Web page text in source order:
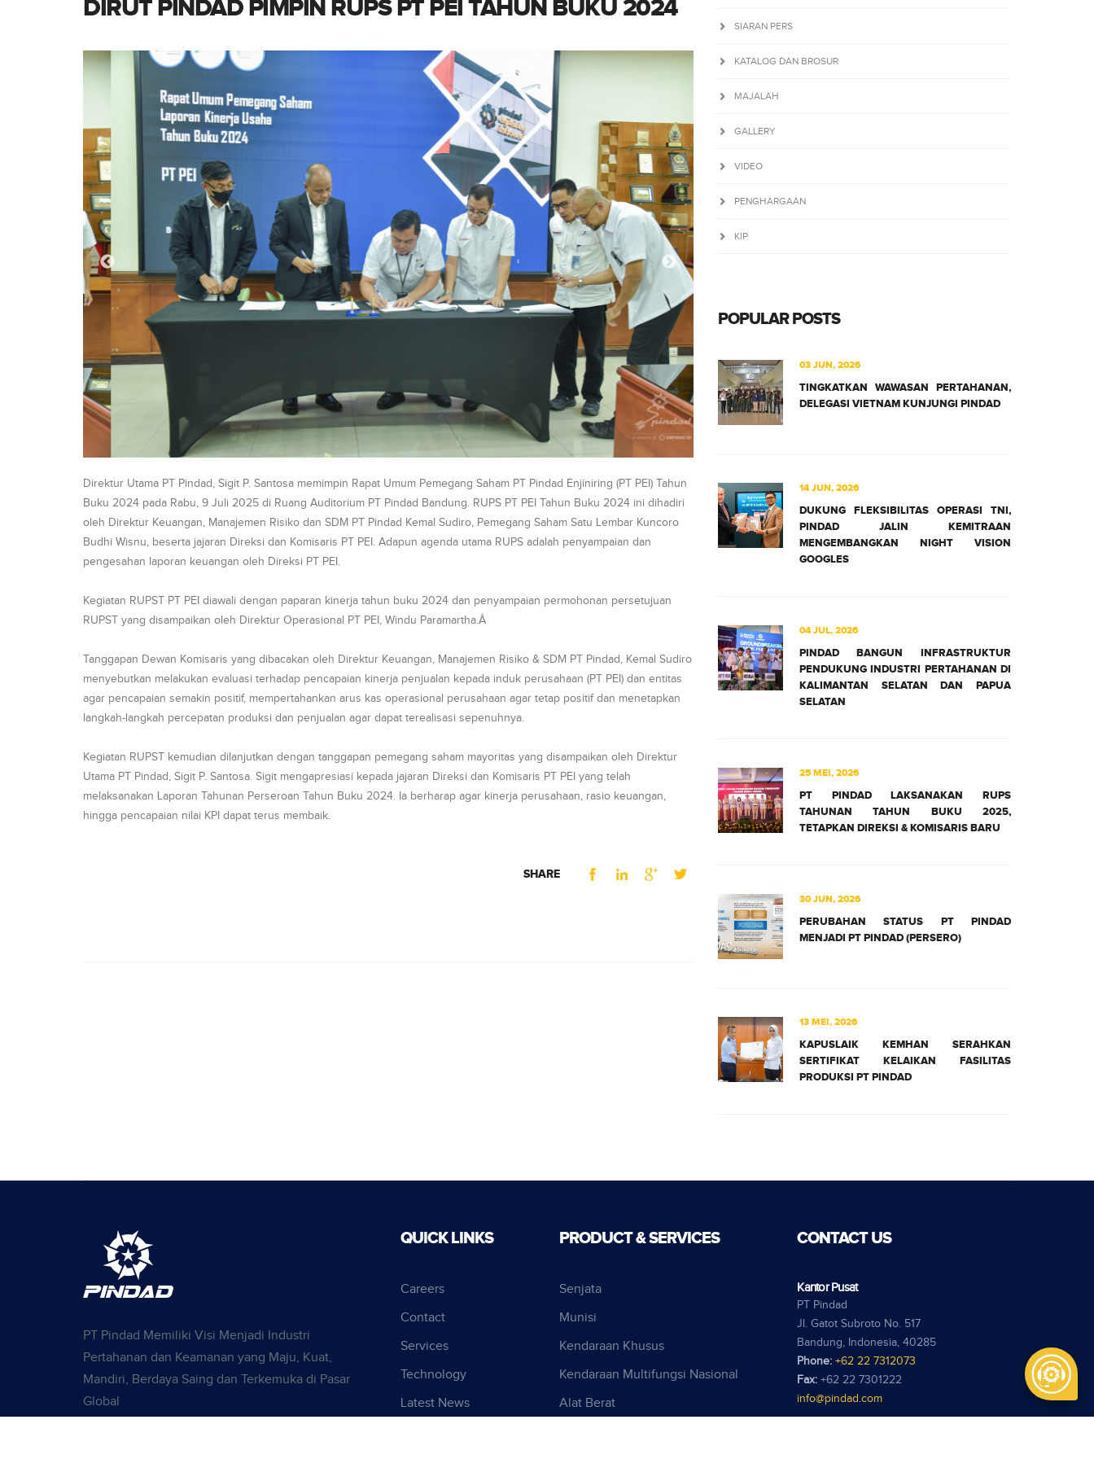
DIRUT PINDAD PIMPIN RUPS PT PEI TAHUN BUKU 2024
Direktur Utama PT Pindad, Sigit P. Santosa memimpin Rapat Umum Pemegang Saham PT Pindad Enjiniring (PT PEI) Tahun
Buku 2024 pada Rabu, 9 Juli 2025 di Ruang Auditorium PT Pindad Bandung. RUPS PT PEI Tahun Buku 2024 ini dihadiri
oleh Direktur Keuangan, Manajemen Risiko dan SDM PT Pindad Kemal Sudiro, Pemegang Saham Satu Lembar Kuncoro
Budhi Wisnu, beserta jajaran Direksi dan Komisaris PT PEI. Adapun agenda utama RUPS adalah penyampaian dan
pengesahan laporan keuangan oleh Direksi PT PEI.
Kegiatan RUPST PT PEI diawali dengan paparan kinerja tahun buku 2024 dan penyampaian permohonan persetujuan
RUPST yang disampaikan oleh Direktur Operasional PT PEI, Windu Paramartha.Â
Tanggapan Dewan Komisaris yang dibacakan oleh Direktur Keuangan, Manajemen Risiko & SDM PT Pindad, Kemal Sudiro
menyebutkan melakukan evaluasi terhadap pencapaian kinerja penjualan kepada induk perusahaan (PT PEI) dan entitas
agar pencapaian semakin positif, mempertahankan arus kas operasional perusahaan agar tetap positif dan menetapkan
langkah-langkah percepatan produksi dan penjualan agar dapat terealisasi sepenuhnya.
Kegiatan RUPST kemudian dilanjutkan dengan tanggapan pemegang saham mayoritas yang disampaikan oleh Direktur
Utama PT Pindad, Sigit P. Santosa. Sigit mengapresiasi kepada jajaran Direksi dan Komisaris PT PEI yang telah
melaksanakan Laporan Tahunan Perseroan Tahun Buku 2024. Ia berharap agar kinerja perusahaan, rasio keuangan,
hingga pencapaian nilai KPI dapat terus membaik.
SHARE
SIARAN PERS
KATALOG DAN BROSUR
MAJALAH
GALLERY
VIDEO
PENGHARGAAN
KIP
POPULAR POSTS
03 JUN, 2026
TINGKATKAN WAWASAN PERTAHANAN,
DELEGASI VIETNAM KUNJUNGI PINDAD
14 JUN, 2026
DUKUNG FLEKSIBILITAS OPERASI TNI,
PINDAD JALIN KEMITRAAN
MENGEMBANGKAN NIGHT VISION
GOOGLES
04 JUL, 2026
PINDAD BANGUN INFRASTRUKTUR
PENDUKUNG INDUSTRI PERTAHANAN DI
KALIMANTAN SELATAN DAN PAPUA
SELATAN
25 MEI, 2026
PT PINDAD LAKSANAKAN RUPS
TAHUNAN TAHUN BUKU 2025,
TETAPKAN DIREKSI & KOMISARIS BARU
30 JUN, 2026
PERUBAHAN STATUS PT PINDAD
MENJADI PT PINDAD (PERSERO)
13 MEI, 2026
KAPUSLAIK KEMHAN SERAHKAN
SERTIFIKAT KELAIKAN FASILITAS
PRODUKSI PT PINDAD
PT Pindad Memiliki Visi Menjadi Industri
Pertahanan dan Keamanan yang Maju, Kuat,
Mandiri, Berdaya Saing dan Terkemuka di Pasar
Global
QUICK LINKS
Careers
Contact
Services
Technology
Latest News
PRODUCT & SERVICES
Senjata
Munisi
Kendaraan Khusus
Kendaraan Multifungsi Nasional
Alat Berat
CONTACT US
Kantor Pusat
PT Pindad
Jl. Gatot Subroto No. 517
Bandung, Indonesia, 40285
Phone:+62 22 7312073
Fax:+62 22 7301222
info@pindad.com